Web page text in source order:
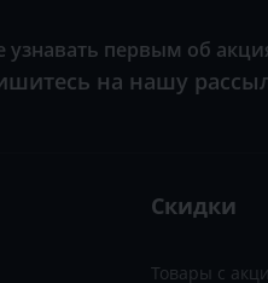
узнавать первым об
на нашу
Скидки
Товары с